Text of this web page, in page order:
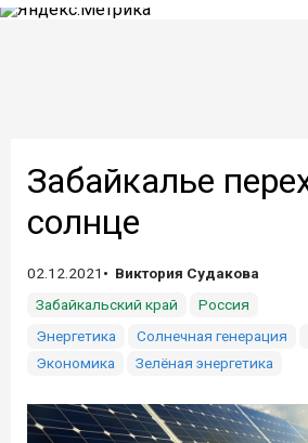
Забайкалье
солнце
02.12.2021
Виктория Судакова
Забайкальский край
Россия
Энергетика
Солнечная генерация
Экономика
Зелёная энергетика